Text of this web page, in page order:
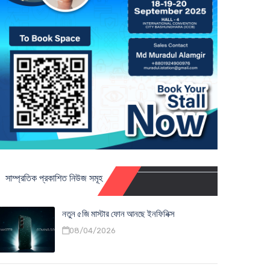
সাম্প্রতিক প্রকাশিত নিউজ সমূহ
নতুন ৫জি মাস্টার ফোন আনছে ইনফিনিক্স
08/04/2026